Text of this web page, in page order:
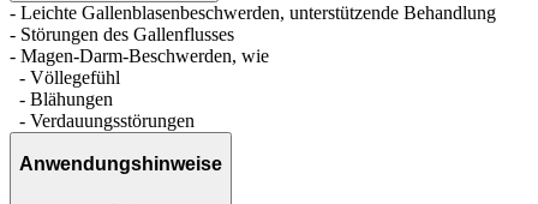
- Leichte Gallenblasenbeschwerden, unterstützende Behandlung
- Störungen des Gallenflusses
- Magen-Darm-Beschwerden, wie
- Völlegefühl
- Blähungen
- Verdauungsstörungen
Anwendungshinweise